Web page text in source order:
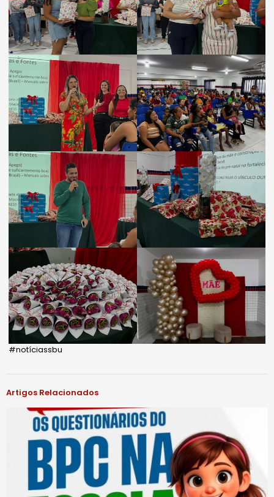
#notíciassbu
Artigos Relacionados